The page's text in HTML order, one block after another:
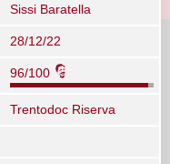
Sissi Baratella
28/12/22
96/100
Trentodoc Riserva